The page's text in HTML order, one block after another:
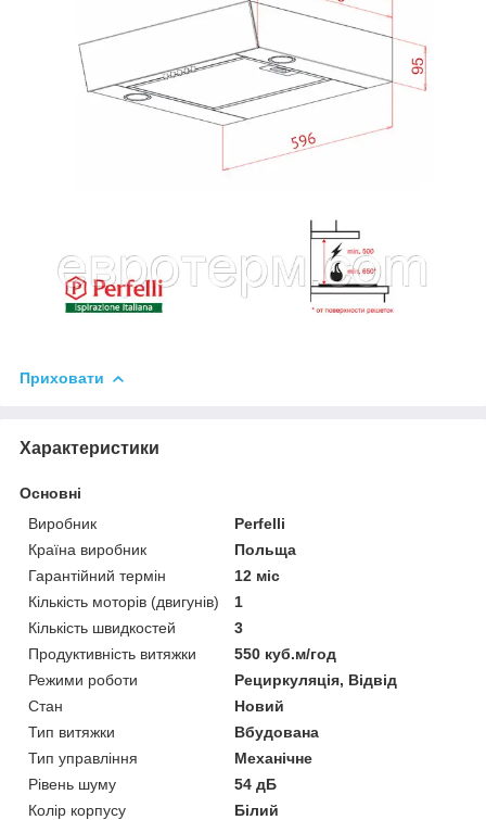
Приховати
Характеристики
Основні
Виробник
Perfelli
Країна виробник
Польща
Гарантійний термін
12 міс
Кількість моторів (двигунів)
1
Кількість швидкостей
3
Продуктивність витяжки
550 куб.м/год
Режими роботи
Рециркуляція, Відвід
Стан
Новий
Тип витяжки
Вбудована
Тип управління
Механічне
Рівень шуму
54 дБ
Колір корпусу
Білий